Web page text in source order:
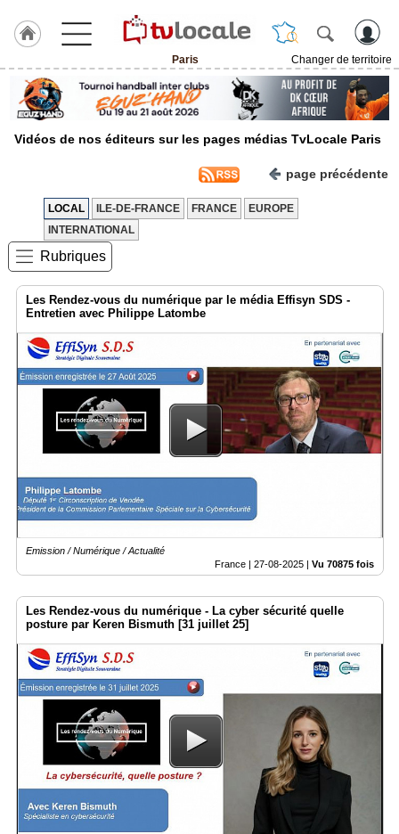
Paris
Changer de territoire
J'adhère
Hulcoq
ACCUEIL
TvLocale
Accueil
RUBRIQUES
Agenda
Gazette
Blogs
Prémium
Inscription
annuaire
Accès
éditeur
Vidéos de nos éditeurs sur les pages médias TvLocale Paris
page précédente
LOCAL ILE-DE-FRANCE FRANCE
EUROPE
INTERNATIONAL
Rubriques
Les Rendez-vous du numérique par le média Effisyn SDS -
Entretien avec Philippe Latombe
Emission / Numérique / Actualité
France | 27-08-2025 Vu 70875 fois
Les Rendez-vous du numérique - La cyber sécurité quelle
posture par Keren Bismuth [31 juillet 25]